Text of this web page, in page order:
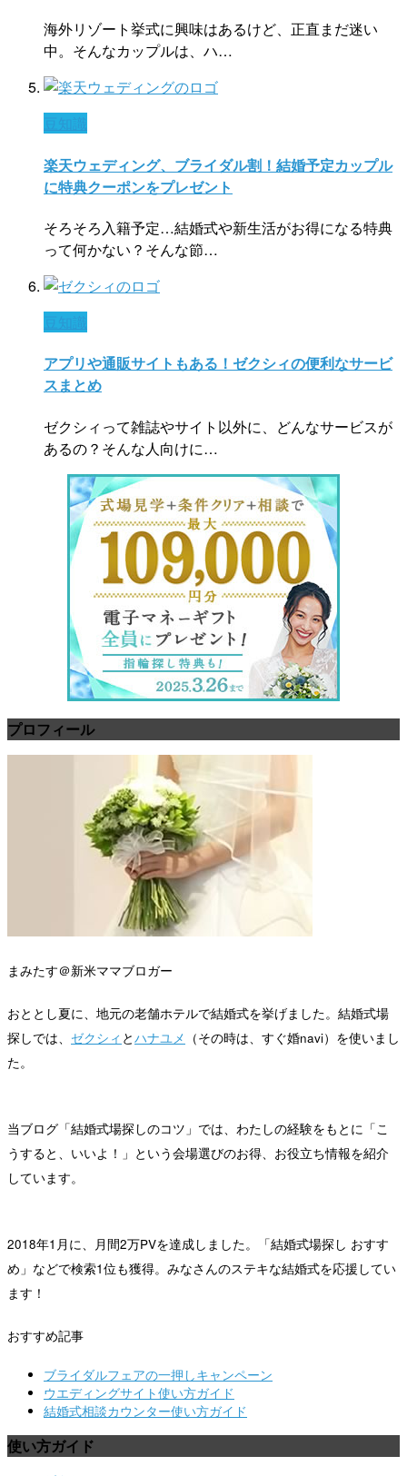
海外リゾート挙式に興味はあるけど、正直まだ迷い
中。そんなカップルは、ハ…
豆知識
楽天ウェディング、ブライダル割！結婚予定カップル
に特典クーポンをプレゼント
そろそろ入籍予定…結婚式や新生活がお得になる特典
って何かない？そんな節…
豆知識
アプリや通販サイトもある！ゼクシィの便利なサービ
スまとめ
ゼクシィって雑誌やサイト以外に、どんなサービスが
あるの？そんな人向けに…
プロフィール
まみたす＠新米ママブロガー
おととし夏に、地元の老舗ホテルで結婚式を挙げました。結婚式場
探しでは、 ゼクシィ とハナユメ （その時は、すぐ婚navi）を使いまし
た。
当ブログ「結婚式場探しのコツ」では、わたしの経験をもとに「こ
うすると、いいよ！」という会場選びのお得、お役立ち情報を紹介
しています。
2018年1月に、月間2万PVを達成しました。「結婚式場探し おすす
め」などで検索1位も獲得。みなさんのステキな結婚式を応援してい
ます！
おすすめ記事
ブライダルフェアの一押しキャンペーン
ウエディングサイト使い方ガイド
結婚式相談カウンター使い方ガイド
使い方ガイド